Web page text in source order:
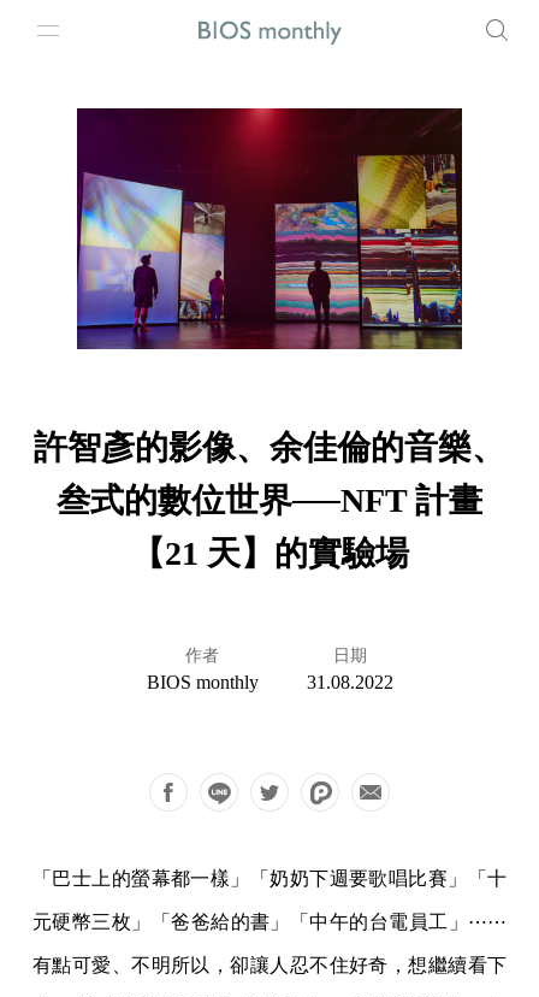
許智彥的影像、余佳倫的音樂、
叁式的數位世界──NFT 計畫
【21 天】的實驗場
作者
BIOS monthly
日期
31.08.2022
「巴士上的螢幕都一樣」「奶奶下週要歌唱比賽」「十
元硬幣三枚」「爸爸給的書」「中午的台電員工」⋯⋯
有點可愛、不明所以，卻讓人忍不住好奇，想繼續看下